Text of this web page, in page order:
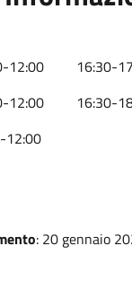
16:30-
12:00 16:30-
: 20 gennaio